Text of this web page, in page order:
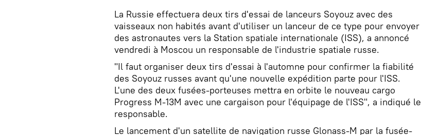
La Russie effectuera deux tirs d'essai de lanceurs Soyouz avec des
vaisseaux non habités avant d'utiliser un lanceur de ce type pour envoyer
des astronautes vers la Station spatiale internationale (ISS), a annoncé
vendredi à Moscou un responsable de l'industrie spatiale russe.
"Il faut organiser deux tirs d'essai à l'automne pour confirmer la fiabilité
des Soyouz russes avant qu'une nouvelle expédition parte pour l'ISS.
L'une des deux fusées-porteuses mettra en orbite le nouveau cargo
Progress M-13M avec une cargaison pour l'équipage de l'ISS", a indiqué le
responsable.
Le lancement d'un satellite de navigation russe Glonass-M par la fusée-